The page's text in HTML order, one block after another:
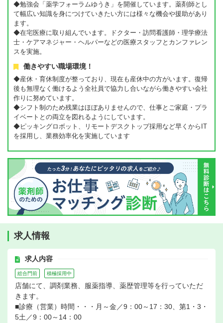
◆勉強会「薬学フォーラムゆうき」を開催しています。薬剤師とし
て幅広い知識を身につけていきたい方には様々な機会や援助があり
ます。
◆在宅医療に取り組んでいます。ドクター・訪問看護師・理学療法
士・ケアマネジャー・ヘルパーなどの医療スタッフとカンファレン
スを実施。
働きやすい職場環境！
◆産休・育休制度が整っており、現在も産休中の方がいます。復帰
後も無理なく働けるよう全社員で協力し合いながら働きやすい会社
作りに努めています。
◆シフト制のため残業はほぼありませんので、仕事とご家庭・プラ
イベートとの両立を図れるようにしています。
◆ピッキングロボット、リモートデスクトップ採用など早くからIT
を採用し、業務効率化を実施しています
求人情報
求人内容
総合門前 積極採用中
店舗にて、調剤業務、服薬指導、薬歴管理等を行っていただ
きます。
■診療（営業）時間・・・月～金／9：00～17：30、第1・3・
5土／9：00～14：00